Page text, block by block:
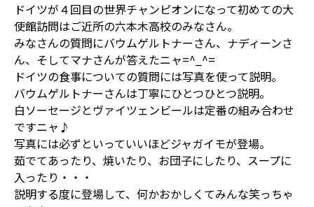
ドイツが４回目の世界チャンピオンになって初めての大
使館訪問はご近所の六本木高校のみなさん。
みなさんの質問にバウムゲルトナーさん、ナディーンさ
ん、そしてマナさんが答えたニャ=^_^=
ドイツの食事についての質問には写真を使って説明。
バウムゲルトナーさんは丁寧にひとつひとつ説明。
白ソーセージとヴァイツェンビールは定番の組み合わせ
ですニャ♪
写真には必ずといっていいほどジャガイモが登場。
茹でてあったり、焼いたり、お団子にしたり、スープに
入ったり・・・
説明する度に登場して、何かおかしくてみんな笑っちゃ